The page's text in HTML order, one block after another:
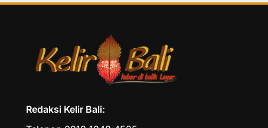
Redaksi Kelir Bali: